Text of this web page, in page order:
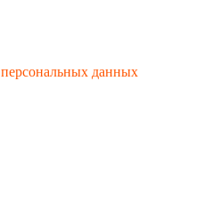
персональных данных